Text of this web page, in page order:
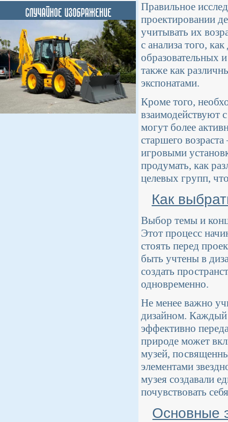
Правильное
проектировании
учитывать их
с анализа того,
образовательных
также как
экспонатами.
Кроме того,
взаимодействуют
могут более
старшего
игровыми
продумать, как
целевых групп,
Как
Выбор темы и
Этот процесс
стоять перед
быть учтены в
создать
одновременно.
Не менее важно
дизайном. Каждый
эффективно
природе может
музей,
элементами
музея создавали
почувствовать
Основные